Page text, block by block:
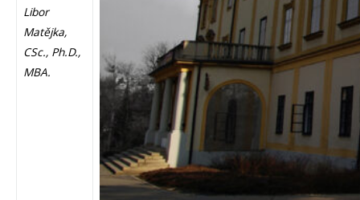
Libor
Matějka,
CSc., Ph.D.,
MBA.